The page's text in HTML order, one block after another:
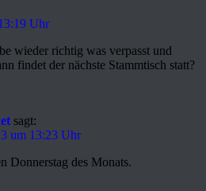
Uhr
wieder richtig was verpasst und
findet der nächste Stammtisch statt?
sagt:
um 13:23 Uhr
Donnerstag des Monats.